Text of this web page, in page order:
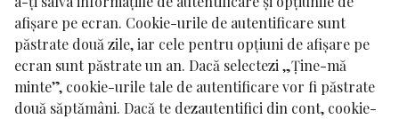
afișare pe ecran. Cookie-urile de autentificare sunt
păstrate două zile, iar cele pentru opțiuni de afișare pe
ecran sunt păstrate un an. Dacă selectezi „Ține-mă
minte”, cookie-urile tale de autentificare vor fi păstrate
două săptămâni. Dacă te dezautentifici din cont, cookie-